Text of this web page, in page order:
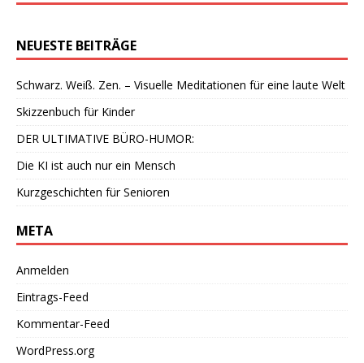
NEUESTE BEITRÄGE
Schwarz. Weiß. Zen. – Visuelle Meditationen für eine laute Welt
Skizzenbuch für Kinder
DER ULTIMATIVE BÜRO-HUMOR:
Die KI ist auch nur ein Mensch
Kurzgeschichten für Senioren
META
Anmelden
Eintrags-Feed
Kommentar-Feed
WordPress.org